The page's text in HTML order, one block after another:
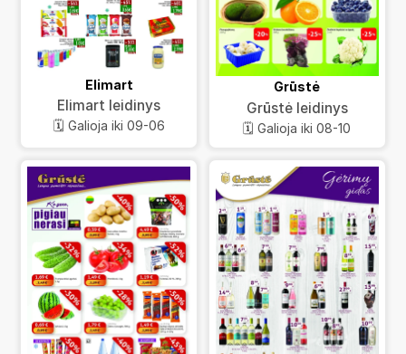
Elimart
Elimart leidinys
🗓️ Galioja iki 09-06
Grūstė
Grūstė leidinys
🗓️ Galioja iki 08-10